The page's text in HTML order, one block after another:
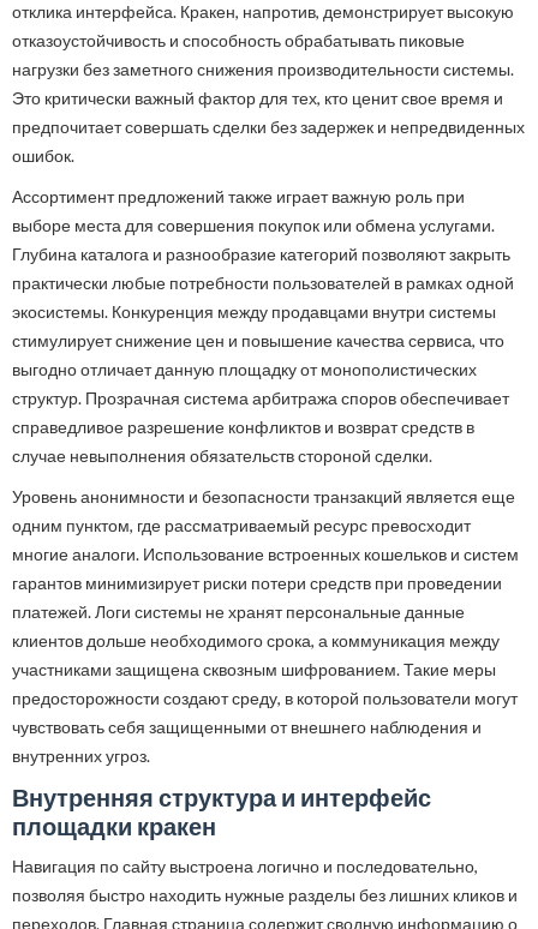
отклика интерфейса. Кракен, напротив, демонстрирует высокую
отказоустойчивость и способность обрабатывать пиковые
нагрузки без заметного снижения производительности системы.
Это критически важный фактор для тех, кто ценит свое время и
предпочитает совершать сделки без задержек и непредвиденных
ошибок.
Ассортимент предложений также играет важную роль при
выборе места для совершения покупок или обмена услугами.
Глубина каталога и разнообразие категорий позволяют закрыть
практически любые потребности пользователей в рамках одной
экосистемы. Конкуренция между продавцами внутри системы
стимулирует снижение цен и повышение качества сервиса, что
выгодно отличает данную площадку от монополистических
структур. Прозрачная система арбитража споров обеспечивает
справедливое разрешение конфликтов и возврат средств в
случае невыполнения обязательств стороной сделки.
Уровень анонимности и безопасности транзакций является еще
одним пунктом, где рассматриваемый ресурс превосходит
многие аналоги. Использование встроенных кошельков и систем
гарантов минимизирует риски потери средств при проведении
платежей. Логи системы не хранят персональные данные
клиентов дольше необходимого срока, а коммуникация между
участниками защищена сквозным шифрованием. Такие меры
предосторожности создают среду, в которой пользователи могут
чувствовать себя защищенными от внешнего наблюдения и
внутренних угроз.
Внутренняя структура и интерфейс
площадки кракен
Навигация по сайту выстроена логично и последовательно,
позволяя быстро находить нужные разделы без лишних кликов и
переходов. Главная страница содержит сводную информацию о